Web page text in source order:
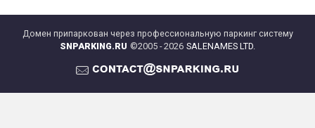
Домен припаркован через профессиональную паркинг систему
SNPARKING.RU ©2005 - 2026 SALENAMES LTD.